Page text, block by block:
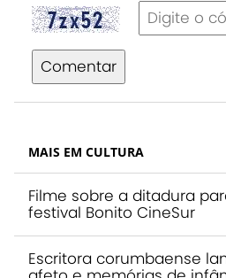
Comentar
MAIS EM CULTURA
Filme sobre a ditadura
festival Bonito CineSur
Escritora corumbaense